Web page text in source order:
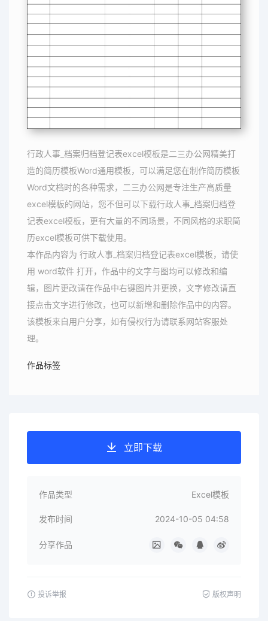
行政人事_档案归档登记表excel模板是二三办公网精美打
造的简历模板Word通用模板，可以满足您在制作简历模板
Word文档时的各种需求，二三办公网是专注生产高质量
excel模板的网站，您不但可以下载行政人事_档案归档登
记表excel模板，更有大量的不同场景，不同风格的求职简
历excel模板可供下载使用。
本作品内容为 行政人事_档案归档登记表excel模板，请使
用 word软件 打开，作品中的文字与图均可以修改和编
辑，图片更改请在作品中右键图片并更换，文字修改请直
接点击文字进行修改，也可以新增和删除作品中的内容。
该模板来自用户分享，如有侵权行为请联系网站客服处
理。
作品标签
立即下载
作品类型 Excel模板
发布时间 2024-10-05 04:58
分享作品
投诉举报 版权声明